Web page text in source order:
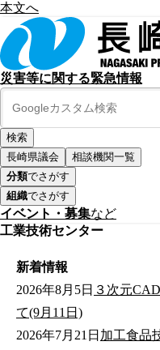
本文へ
災害等に関する緊急情報
長崎県議会
相談機関一覧
分類でさがす
組織でさがす
イベント・募集など
工業技術センター
新着情報
2026年8月5日 ３次元
て(9月11日)
2026年7月21日 加工食品